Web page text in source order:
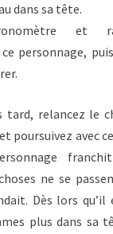
dans sa tête.
et
personnage,
tard, relancez le
poursuivez avec
ne se
Dès lors qu’il
plus dans sa